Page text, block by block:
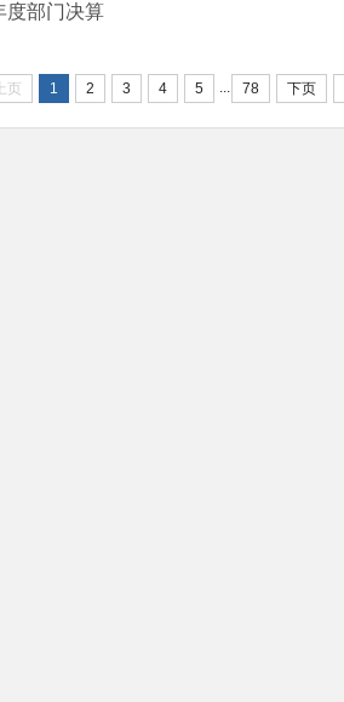
度部门决算
上页 1 2 3 4 5 ... 78 下页